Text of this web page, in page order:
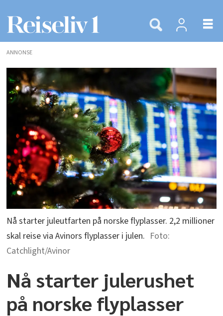
ANNONSE
Nå starter juleutfarten på norske flyplasser. 2,2 millioner
skal reise via Avinors flyplasser i julen.
Catchlight/Avinor
Nå starter julerushet
på norske flyplasser